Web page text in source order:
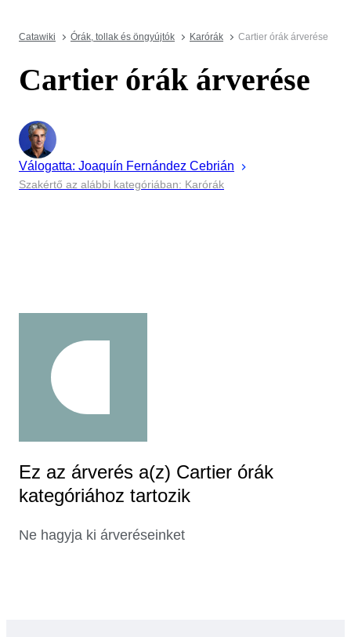
Catawiki Órák, tollak és öngyújtók Karórák Cartier órák árverése
Cartier órák árverése
Válogatta: Joaquín Fernández Cebrián
Szakértő az alábbi kategóriában: Karórák
Ez az árverés a(z) Cartier órák
kategóriához tartozik
Ne hagyja ki árveréseinket